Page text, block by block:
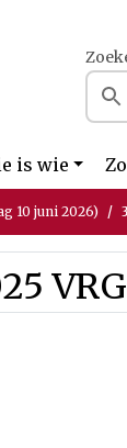
is wie
10 juni 2026)